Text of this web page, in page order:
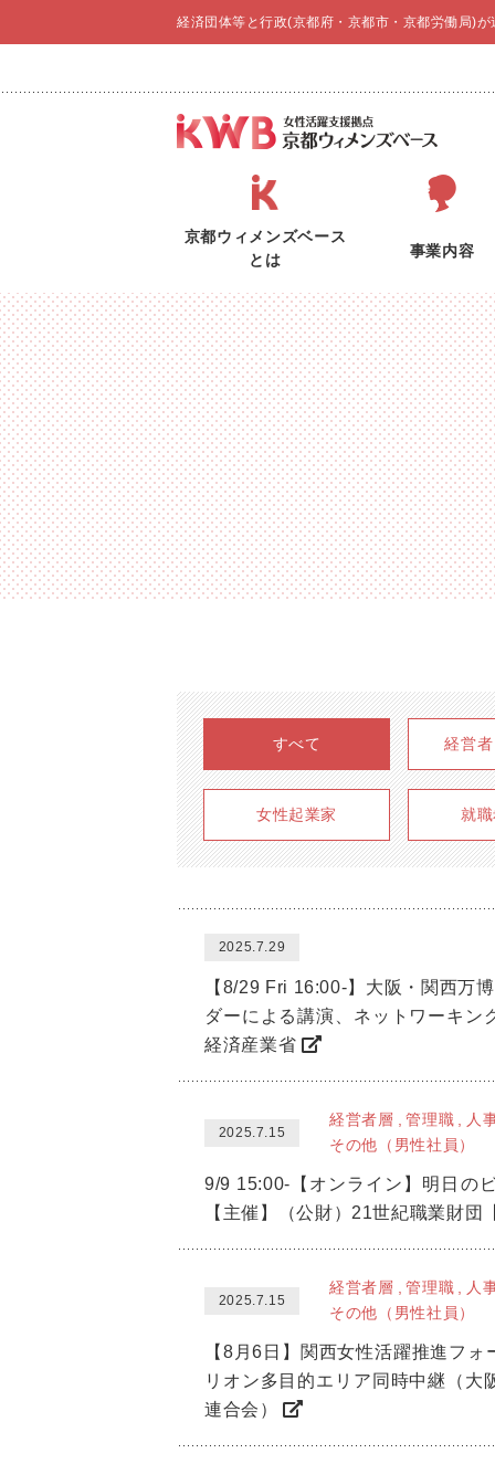
経済団体等と行政(京都府・京都市・京都労働局)
京都ウィメンズベース
とは
事業内容
すべて 経営
女性起業家 就
2025.7.29
【8/29 Fri 16:00-】大阪・関西万
ダーによる講演、ネットワーキン
経済産業省
2025.7.15
経営者層 管理職
人
その他（男性社員）
9/9 15:00-【オンライン】明日の
【主催】（公財）21世紀職業財
2025.7.15
経営者層 管理職
人
その他（男性社員）
【8月6日】関西女性活躍推進フ
リオン多目的エリア同時中継（
連合会）